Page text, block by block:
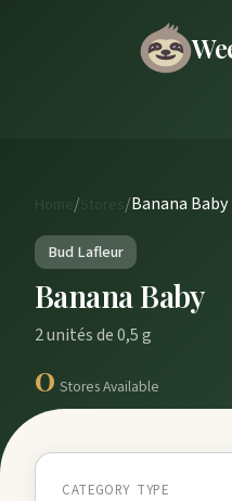
Home / /Banana Baby
Bud Lafleur
Banana Baby
2 unités de 0,5 g
0 Stores Available
CATEGORY TYPE